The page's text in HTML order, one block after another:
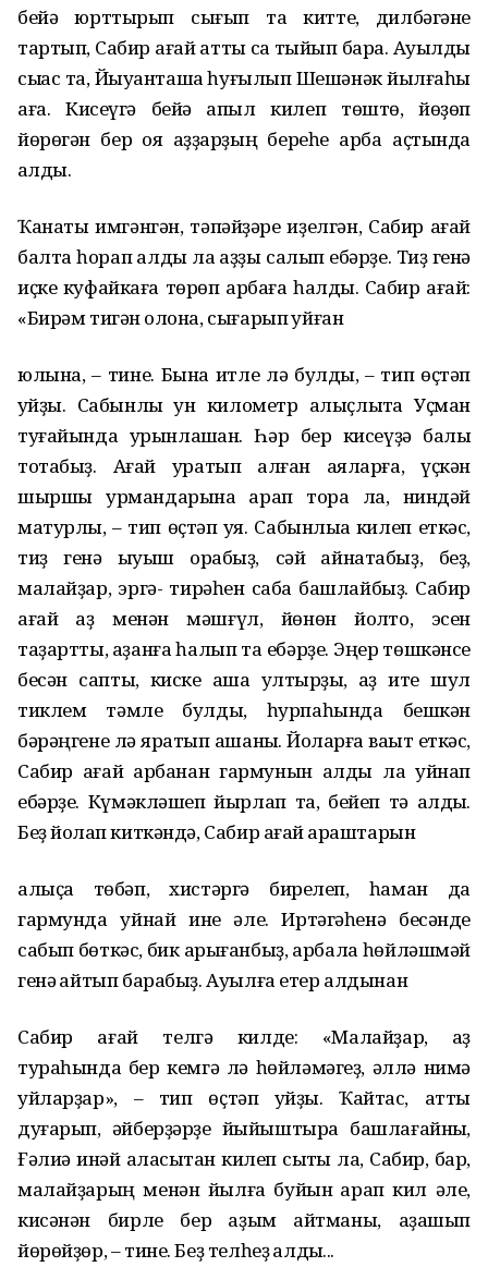
бейә юрттырып сығып та китте, дилбәгәне
тартып, Сабир ағай атты саҡ тыйып бара. Ауылды
сыҡҡас та, Йыуанташҡа һуғылып Шешәнәк йылғаһы
аға. Кисеүгә бейә ҡапыл килеп төштө, йөҙөп
йөрөгән бер оя ҡаҙҙарҙың береһе арба аҫтында
ҡалды.
Ҡанаты имгәнгән, тәпәйҙәре иҙелгән, Сабир ағай
балта һорап алды ла ҡаҙҙы салып ебәрҙе. Тиҙ генә
иҫке куфайкаға төрөп арбаға һалдыҡ. Сабир ағай:
«Бирәм тигән ҡолона, сығарып ҡуйған
юлына, – тине. Бына итле лә булдыҡ, – тип өҫтәп
ҡуйҙы. Сабынлыҡ ун километр алыҫлыҡта Уҫман
туғайында урынлашҡан. Һәр бер кисеүҙә балыҡ
тотабыҙ. Ағай уратып алған ҡаяларға, үҫкән
шыршы урмандарына ҡарап тора ла, ниндәй
матурлыҡ, – тип өҫтәп ҡуя. Сабынлыҡҡа килеп еткәс,
тиҙ генә ҡыуыш ҡорабыҙ, сәй ҡайнатабыҙ, беҙ,
малайҙар, эргә- тирәһен саба башлайбыҙ. Сабир
ағай ҡаҙ менән мәшғүл, йөнөн йолҡто, эсен
таҙартты, ҡаҙанға һалып та ебәрҙе. Эңер төшкәнсе
бесән саптыҡ, киске ашҡа ултырҙыҡ, ҡаҙ ите шул
тиклем тәмле булды, һурпаһында бешкән
бәрәңгене лә яратып ашаныҡ. Йоҡларға ваҡыт еткәс,
Сабир ағай арбанан гармунын алды ла уйнап
ебәрҙе. Күмәкләшеп йырлап та, бейеп тә алдыҡ.
Беҙ йоҡлап киткәндә, Сабир ағай ҡараштарын
алыҫҡа төбәп, хистәргә бирелеп, һаман да
гармунда уйнай ине әле. Иртәгәһенә бесәнде
сабып бөткәс, бик арығанбыҙ, арбала һөйләшмәй
генә ҡайтып барабыҙ. Ауылға етер алдынан
Сабир ағай телгә килде: «Малайҙар, ҡаҙ
тураһында бер кемгә лә һөйләмәгеҙ, әллә нимә
уйларҙар», – тип өҫтәп ҡуйҙы. Ҡайтҡас, атты
дуғарып, әйберҙәрҙе йыйыштыра башлағайныҡ,
Ғәлиә инәй аласыҡтан килеп сыҡты ла, Сабир, бар,
малайҙарың менән йылға буйын ҡарап кил әле,
кисәнән бирле бер ҡаҙым ҡайтманы, аҙашып
йөрөйҙөр, – тине. Беҙ телһеҙ ҡалдыҡ...